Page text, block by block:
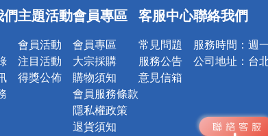
詐騙網頁！請小心！
們主題活動
會員活動
注目活動
得獎公佈
會員專區
會員專區
大宗採購
購物須知
會員服務條款
隱私權政策
退貨須知
客服中心
常見問題
服務公告
意見信箱
聯絡我們
服務時間： 週
公司地址： 台